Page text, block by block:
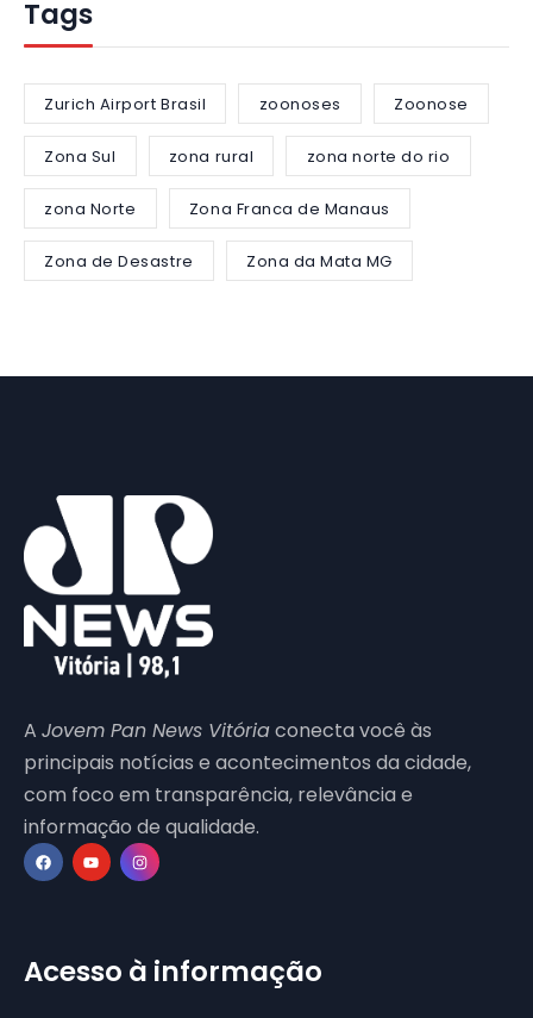
Tags
Zurich Airport Brasil zoonoses Zoonose
Zona Sul zona rural zona norte do rio
zona Norte Zona Franca de Manaus
Zona de Desastre Zona da Mata MG
A Jovem Pan News Vitóriaconecta você às
principais notícias e acontecimentos da cidade,
com foco em transparência, relevância e
informação de qualidade.
Acesso à informação